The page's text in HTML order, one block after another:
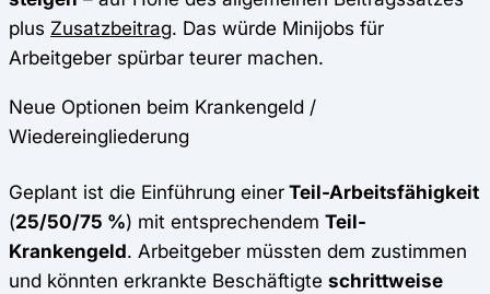
plus Zusatzbeitrag. Das würde Minijobs für
Arbeitgeber spürbar teurer machen.
Neue Optionen beim Krankengeld /
Wiedereingliederung
Geplant ist die Einführung einerTeil-Arbeitsfähigkeit
(25/50/75 %) mit entsprechendem Teil-
Krankengeld. Arbeitgeber müssten dem zustimmen
und könnten erkrankte Beschäftigte schrittweise